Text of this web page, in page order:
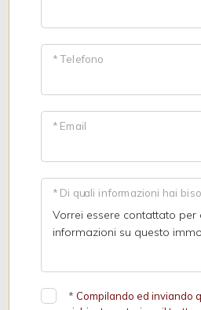
* Telefono
* Email
* Di quali informazioni hai
* Compilando ed inviando